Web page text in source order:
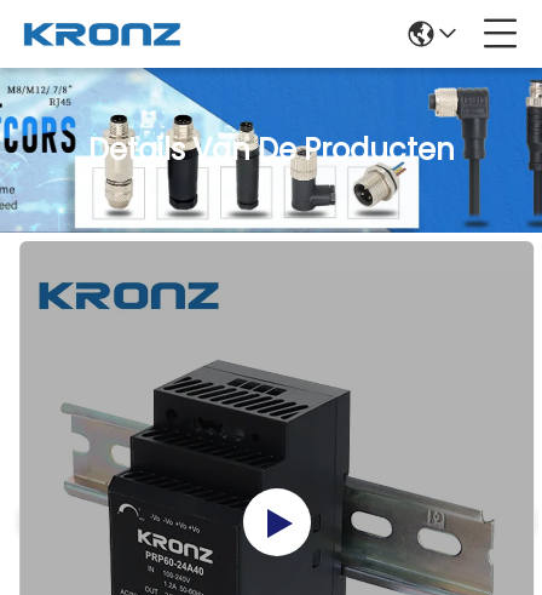
Details Van De Producten